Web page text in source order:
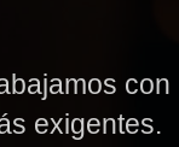
con
exigentes.